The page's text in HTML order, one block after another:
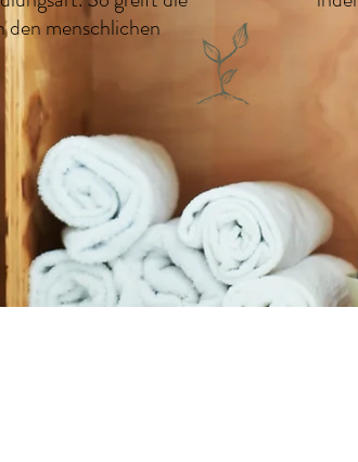
den menschlichen